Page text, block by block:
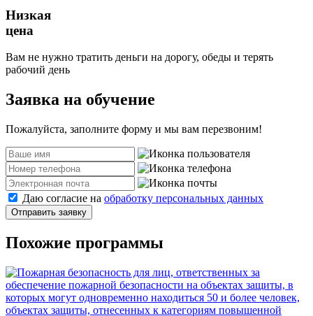
Низкая
цена
Вам не нужно тратить деньги на дорогу, обеды и терять
рабочий день
Заявка на обучение
Пожалуйста, заполните форму и мы вам перезвоним!
Даю согласие на обработку персональных данных
Отправить заявку
Похожие программы